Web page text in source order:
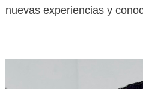
nuevas experiencias y